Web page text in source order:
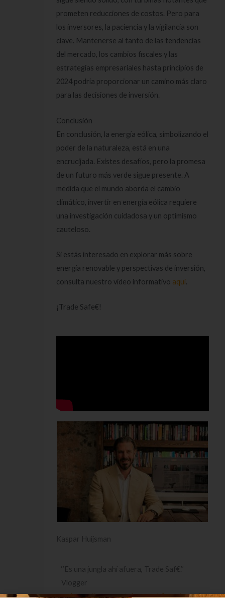
prometen reducciones de costos. Pero para
los inversores, la paciencia y la vigilancia son
clave. Mantenerse al tanto de las tendencias
del mercado, los cambios fiscales y las
estrategias empresariales hasta principios de
2024 podría proporcionar un camino más claro
para las decisiones de inversión.
Conclusión
En conclusión, la energía eólica, simbolizando el
poder de la naturaleza, está en una
encrucijada. Existes desafíos, pero la promesa
de un futuro más verde sigue presente. A
medida que el mundo aborda el cambio
climático, invertir en energía eólica requiere
una investigación cuidadosa y un optimismo
cauteloso.
Si estás interesado en explorar más sobre
energía renovable y perspectivas de inversión,
consulta nuestro video informativo aquí.
¡Trade Safe€!
Kaspar Huijsman
‘’Es una jungla ahí afuera, Trade Saf€.’’
Vlogger